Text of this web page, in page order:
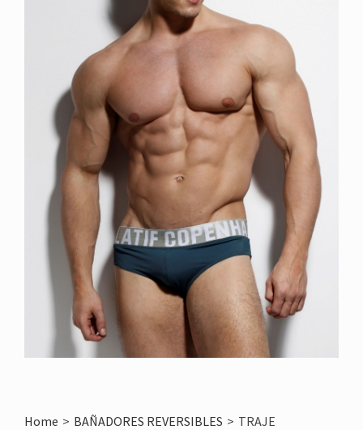
Home > BAÑADORES REVERSIBLES > TRAJE